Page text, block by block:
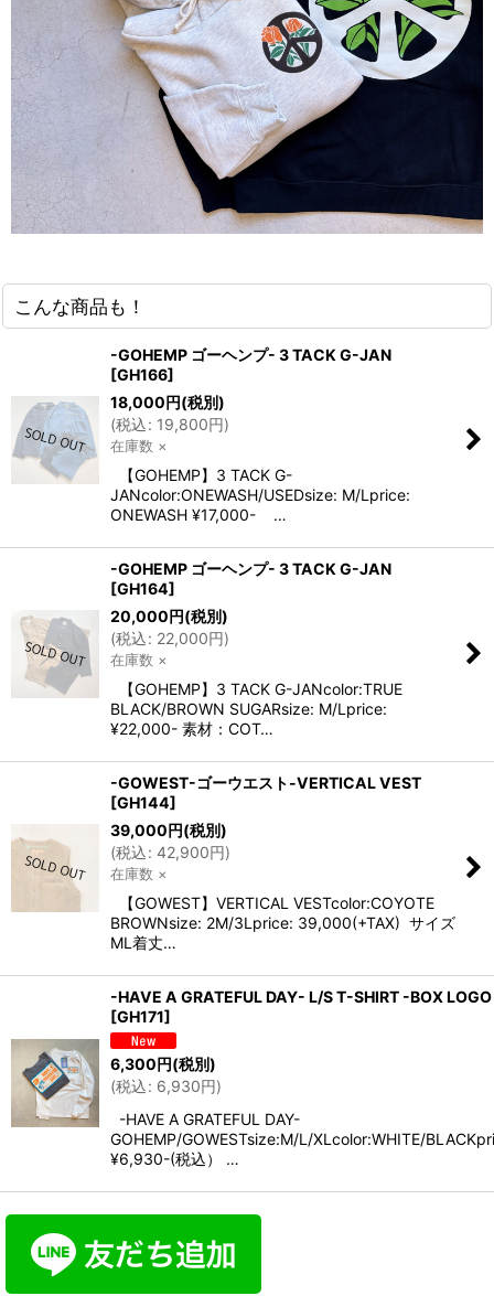
こんな商品も！
-GOHEMP ゴーヘンプ- 3 TACK G-JAN
[GH166]
18,000円(税別)
(税込: 19,800円)
在庫数 ×
【GOHEMP】3 TACK G-
JANcolor:ONEWASH/USEDsize: M/Lprice:
ONEWASH ¥17,000- …
-GOHEMP ゴーヘンプ- 3 TACK G-JAN
[GH164]
20,000円(税別)
(税込: 22,000円)
在庫数 ×
【GOHEMP】3 TACK G-JANcolor:TRUE
BLACK/BROWN SUGARsize: M/Lprice:
¥22,000- 素材：COT…
-GOWEST-ゴーウエスト-VERTICAL VEST
[GH144]
39,000円(税別)
(税込: 42,900円)
在庫数 ×
【GOWEST】VERTICAL VESTcolor:COYOTE
BROWNsize: 2M/3Lprice: 39,000(+TAX) サイズ
ML着丈…
-HAVE A GRATEFUL DAY- L/S T-SHIRT -BOX LOGO
[GH171]
6,300円(税別)
(税込: 6,930円)
-HAVE A GRATEFUL DAY-
GOHEMP/GOWESTsize:M/L/XLcolor:WHITE/
¥6,930-(税込） …